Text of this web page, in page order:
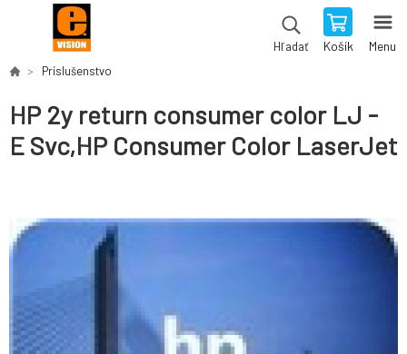
Hľadať Košík Menu
Príslušenstvo
HP 2y return consumer color LJ -
E Svc,HP Consumer Color LaserJet